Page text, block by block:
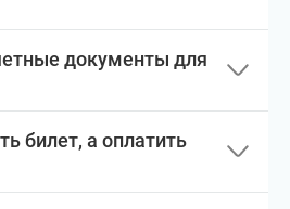
документы для
билет, а оплатить